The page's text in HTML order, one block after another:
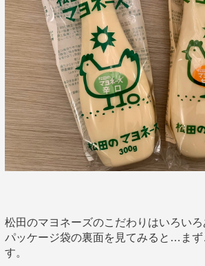
松田のマヨネーズのこだわりはいろい
パッケージ袋の裏面を見てみると…まず
す。